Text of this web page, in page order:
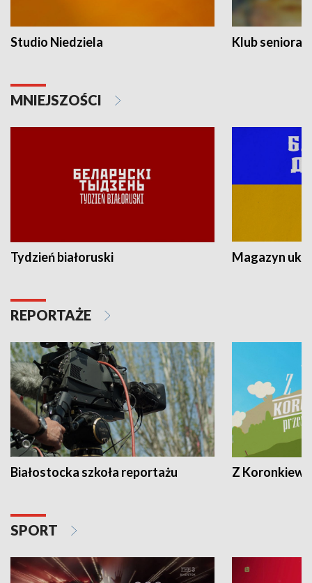
Studio Niedziela Klub seniora
MNIEJSZOŚCI
Tydzień białoruski Magazyn
REPORTAŻE
Białostocka szkoła reportażu Z
SPORT